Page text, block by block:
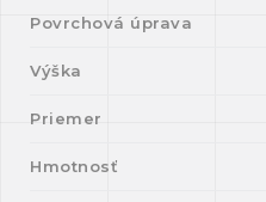
Povrchová úprava
Výška
Priemer
Hmotnosť